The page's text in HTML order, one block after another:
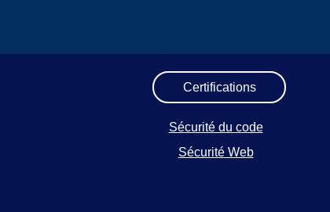
Certifications
Sécurité du code
Sécurité Web